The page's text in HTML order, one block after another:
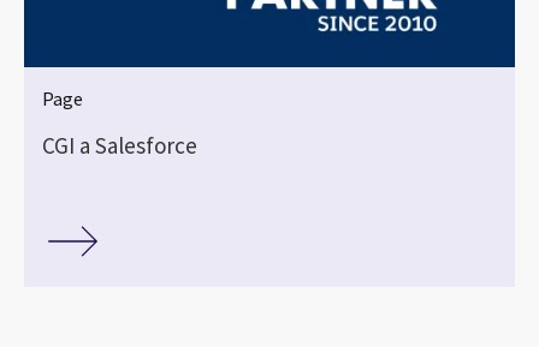
Page
CGI a Salesforce